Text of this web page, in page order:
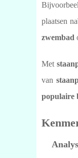
plaatsen
zwembad
Met
van
populaire